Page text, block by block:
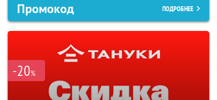
Промокод ПОДРОБНЕЕ
-20%